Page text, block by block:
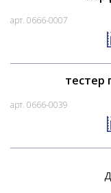
арт. 0666-0007
тестер
арт. 0666-0039